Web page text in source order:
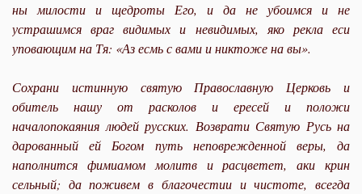
ны милости и щедроты Его, и да не убоимся и не
устрашимся враг видимых и невидимых, яко рекла еси
уповающим на Тя: «Аз есмь с вами и никтоже на вы».
Сохрани истинную святую Православную Церковь и
обитель нашу от расколов и ересей и положи
началопокаяния людей русских. Возврати Святую Русь на
дарованный ей Богом путь неповрежденной веры, да
наполнится фимиамом молитв и расцветет, аки крин
сельный; да поживем в благочестии и чистоте, всегда